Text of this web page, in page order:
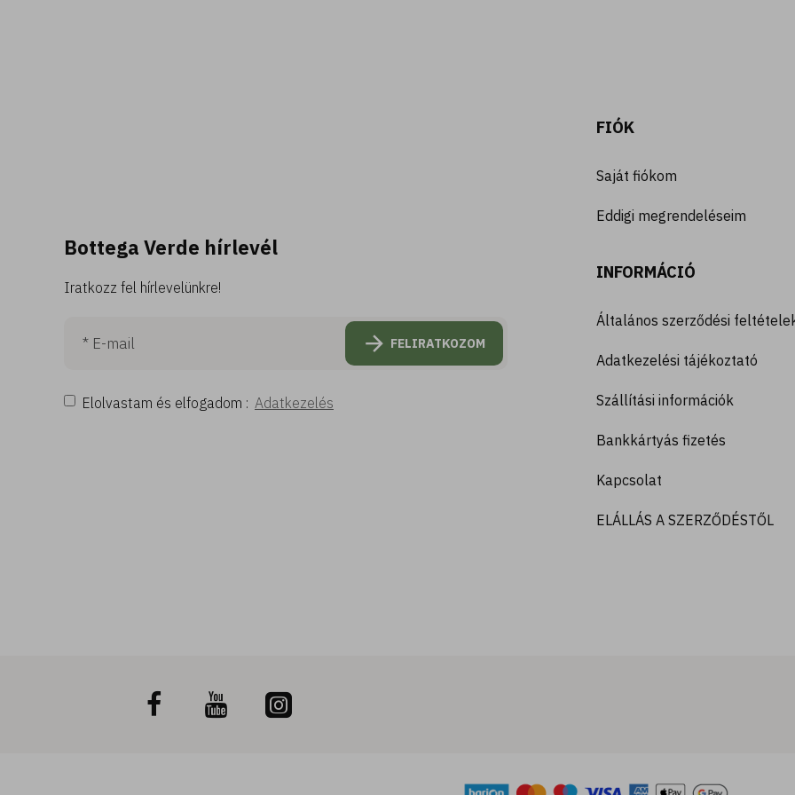
Bottega Verde hírlevél
Iratkozz fel hírlevelünkre!
FELIRATKOZOM
Elolvastam és elfogadom : Adatkezelés
FIÓK
Saját fiókom
Eddigi megrendeléseim
INFORMÁCIÓ
Általános szerződési
Adatkezelési tájékoztató
Szállítási információk
Bankkártyás fizetés
Kapcsolat
ELÁLLÁS A SZERZŐDÉSTŐL